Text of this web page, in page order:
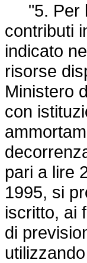
"5. Per
contributi
indicato
risorse
Ministero
con
pari a lire
1995, si
iscritto, ai
di